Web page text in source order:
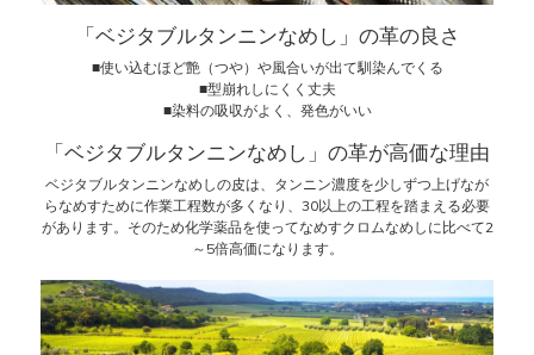
「ベジタブルタンニンなめし」の革の良さ
■使い込むほど艶（つや）や風合いが出て馴染んでくる
■型崩れしにくく丈夫
■染料の吸収がよく、発色がいい
「ベジタブルタンニンなめし」の革が高価な理由
ベジタブルタンニンなめしの皮は、タンニン濃度を少しずつ上げなが
らなめすために作業工程数が多くなり、30以上の工程を踏まえる必要
があります。そのため化学薬品を使ってなめすクロムなめしに比べて2
～5倍高価になります。